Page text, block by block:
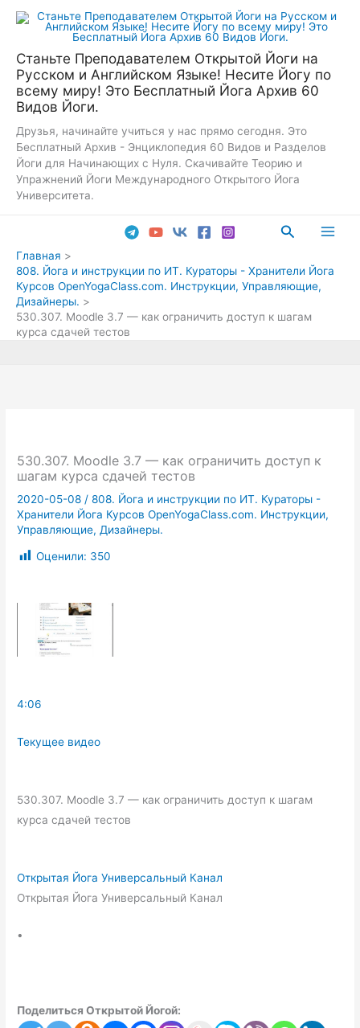
Перейти
Станьте Преподавателем Открытой Йоги на
Русском и Английском Языке! Несите Йогу по
всему миру! Это Бесплатный Йога Архив 60
Видов Йоги.
Друзья, начинайте учиться у нас прямо сегодня. Это
Бесплатный Архив - Энциклопедия 60 Видов и Разделов
Йоги для Начинающих с Нуля. Скачивайте Теорию и
Упражнений Йоги Международного Открытого Йога
Университета.
Поиск
Главная
808. Йога и инструкции по ИТ. Кураторы - Хранители Йога
Курсов OpenYogaClass.com. Инструкции, Управляющие,
Дизайнеры.
530.307. Moodle 3.7 — как ограничить доступ к шагам
курса сдачей тестов
530.307. Moodle 3.7 — как ограничить доступ к
шагам курса сдачей тестов
2020-05-08 /808. Йога и инструкции по ИТ. Кураторы -
Хранители Йога Курсов OpenYogaClass.com. Инструкции,
Управляющие, Дизайнеры.
Оценили: 350
4:06
Текущее видео
530.307. Moodle 3.7 — как ограничить доступ к шагам
курса сдачей тестов
Открытая Йога Универсальный Канал
Открытая Йога Универсальный Канал
•
Поделиться Открытой Йогой: